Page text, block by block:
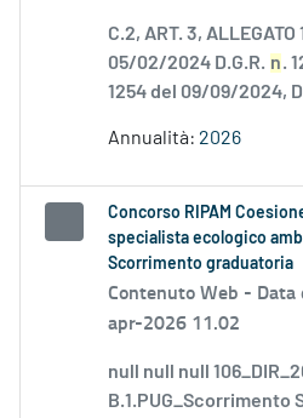
C.2, ART. 3, ALLEGATO
05/02/2024 D.G.R. n.
1254 del 09/09/2024,
Annualità: 2026
Concorso RIPAM
specialista ecologico
Scorrimento graduatoria
Contenuto Web - Data
apr-2026 11.02
null null null
B.1.PUG_Scorrimento